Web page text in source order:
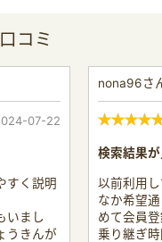
コミ
07-22
すく説明
いまし
うきんが
nona96さ
検索結果
以前利用
なか希望
めて会員
乗り継ぎ